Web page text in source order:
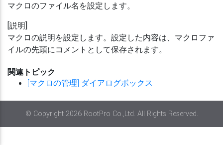
マクロのファイル名を設定します。
[説明]
マクロの説明を設定します。設定した内容は、マクロファ
イルの先頭にコメントとして保存されます。
関連トピック
[マクロの管理] ダイアログボックス
© Copyright 2026 RootPro Co.,Ltd. All Rights Reserved.